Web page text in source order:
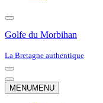
Golfe du Morbihan
La Bretagne authentique
Menu
de
navigation
Menu
de
MENUMENU